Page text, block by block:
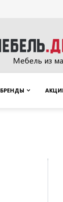
Мебель из
БРЕНДЫ